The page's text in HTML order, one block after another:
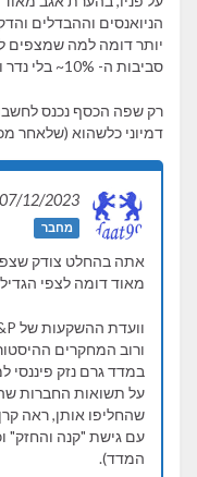
הניואנסים וההבדלים
יותר דומה למה
סביבות ה- 10%~ בלי נדר ובלי להחשיב מיסים.
רק שפה הכסף נכנס
דמיוני כלשהוא (שלאחר מכן
07/12/2023
מחבר
אתה בהחלט צודק
מאוד דומה לצפי
ורוב המחקרים
במדד גרם נזק פיננסי
על תשואות החברות
שהחליפו אותן, ראה
המדד).